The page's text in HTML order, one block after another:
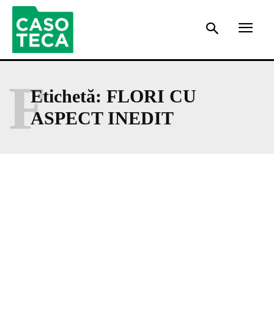
Etichetă: FLORI CU
ASPECT INEDIT
F